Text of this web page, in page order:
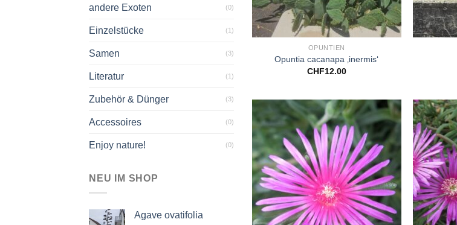
andere Exoten (0)
Einzelstücke (1)
Samen (3)
Literatur (1)
Zubehör & Dünger (3)
Accessoires (0)
Enjoy nature! (0)
NEU IM SHOP
Agave ovatifolia
OPUNTIEN
Opuntia cacanapa ‚inermis‘
CHF12.00
+
Zu
Wunschliste
hinzufügen